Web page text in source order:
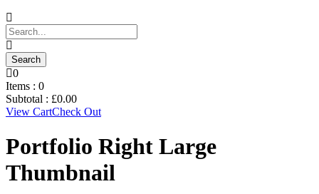
0
Items : 0
Subtotal : £0.00
View CartCheck Out
Portfolio Right Large
Thumbnail